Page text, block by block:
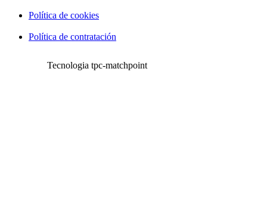
Política de cookies
Política de contratación
Tecnologia tpc-matchpoint